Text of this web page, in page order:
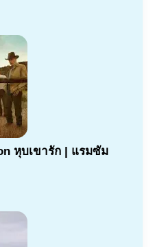
หุบเขารัก | แรมซัม